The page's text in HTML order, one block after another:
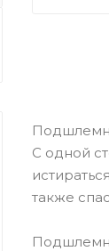
С одной
также